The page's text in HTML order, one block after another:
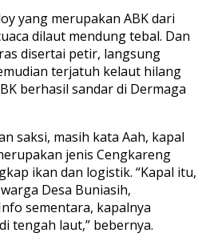
yang merupakan ABK dari
dilaut mendung tebal. Dan
disertai petir, langsung
terjatuh kelaut hilang
berhasil sandar di Dermaga
saksi, masih kata Aah, kapal
jenis Cengkareng
ikan dan logistik. “Kapal itu,
Desa Buniasih,
sementara, kapalnya
tengah laut,” bebernya.